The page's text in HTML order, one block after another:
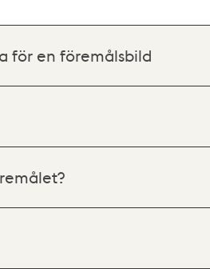
för en föremålsbild